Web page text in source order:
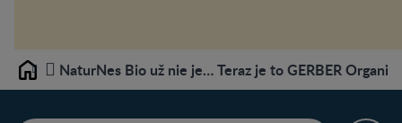
Home NaturNes Bio už nie je… Teraz je to GERBER Organic!